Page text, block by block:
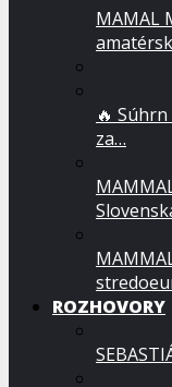
MAMAL
🔥
za…
ROZHOVORY